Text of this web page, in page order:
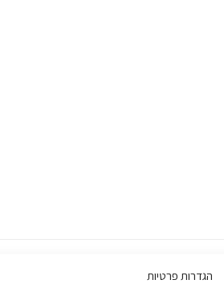
הגדרות פרטיות